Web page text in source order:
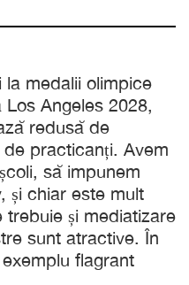
medalii olimpice
Angeles 2028,
redusă de
practicanți. Avem
să impunem
și chiar este mult
și mediatizare
sunt atractive. În
flagrant